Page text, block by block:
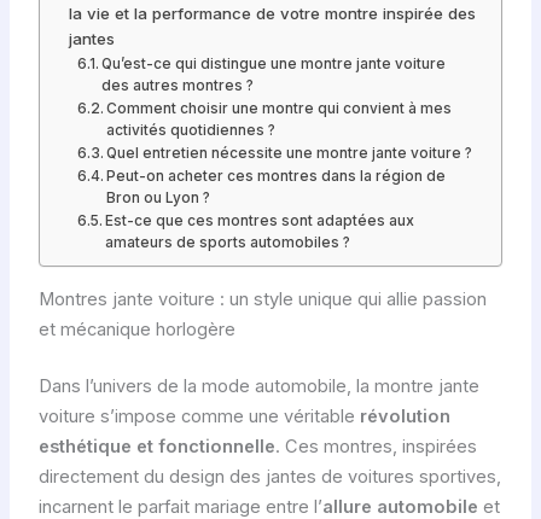
la vie et la performance de votre montre inspirée des
jantes
Qu’est-ce qui distingue une montre jante voiture
des autres montres ?
Comment choisir une montre qui convient à mes
activités quotidiennes ?
Quel entretien nécessite une montre jante voiture ?
Peut-on acheter ces montres dans la région de
Bron ou Lyon ?
Est-ce que ces montres sont adaptées aux
amateurs de sports automobiles ?
Montres jante voiture : un style unique qui allie passion
et mécanique horlogère
Dans l’univers de la mode automobile, la montre jante
voiture s’impose comme une véritable révolution
esthétique et fonctionnelle. Ces montres, inspirées
directement du design des jantes de voitures sportives,
incarnent le parfait mariage entre l’allure automobile et